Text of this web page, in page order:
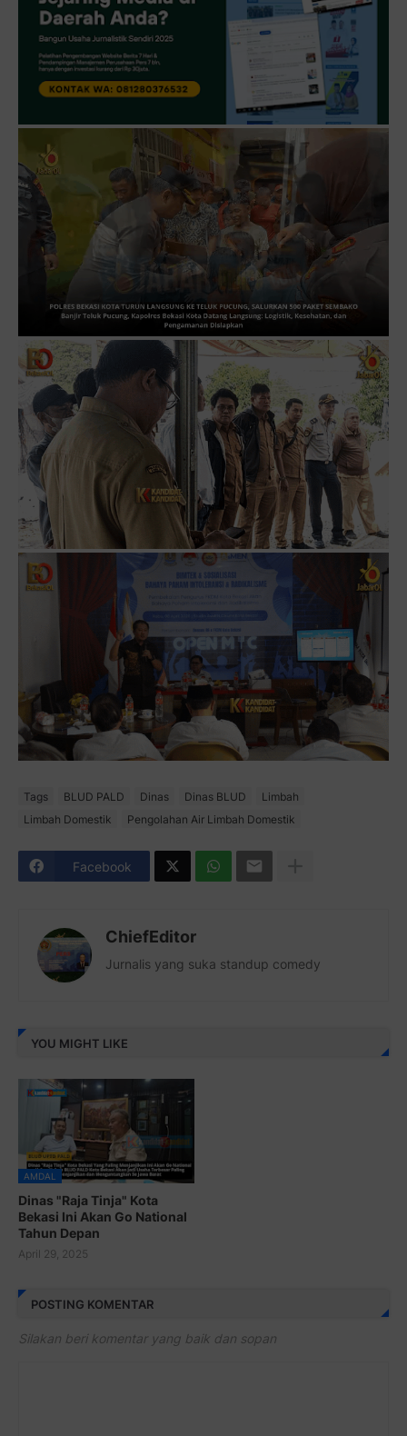
Tags BLUD PALD Dinas Dinas BLUD
Limbah
Limbah Domestik
Pengolahan Air Limbah Domestik
Facebook
ChiefEditor
Jurnalis yang suka standup comedy
YOU MIGHT LIKE
AMDAL
Dinas "Raja Tinja" Kota
Bekasi Ini Akan Go National
Tahun Depan
April 29, 2025
POSTING KOMENTAR
Silakan beri komentar yang baik dan sopan